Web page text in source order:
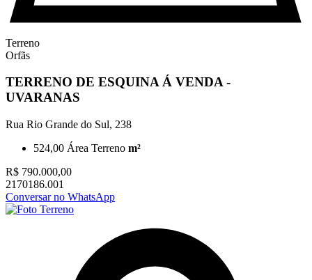
Terreno
Orfãs
TERRENO DE ESQUINA Á VENDA -
UVARANAS
Rua Rio Grande do Sul, 238
524,00 Área Terreno m²
R$ 790.000,00
2170186.001
Conversar no WhatsApp